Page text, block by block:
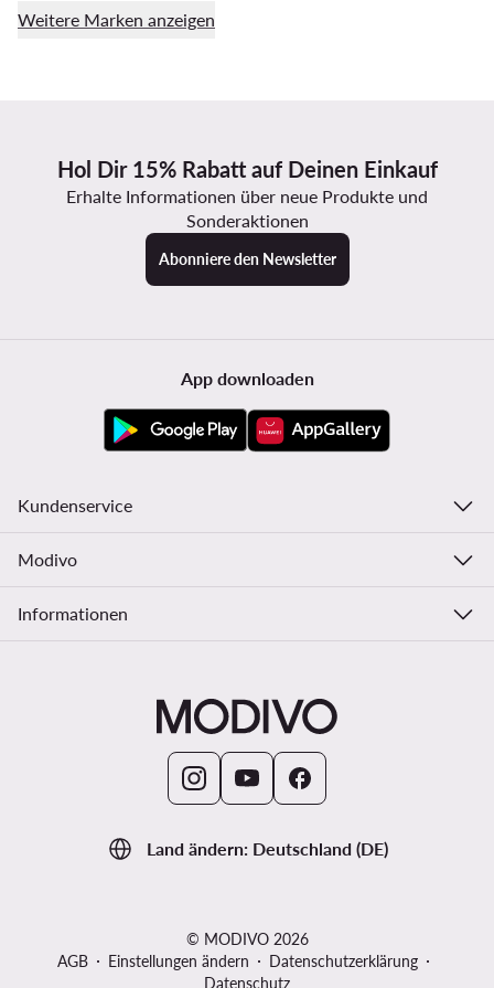
Weitere Marken anzeigen
Hol Dir 15% Rabatt auf Deinen Einkauf
Erhalte Informationen über neue Produkte und
Sonderaktionen
Abonniere den Newsletter
Land ändern: Deutschland (DE)
App downloaden
Kundenservice
Modivo
Informationen
© MODIVO 2026
AGB
Einstellungen ändern
Datenschutzerklärung
Datenschutz